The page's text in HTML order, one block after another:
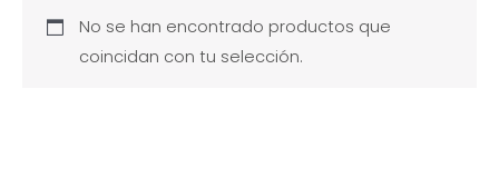
No se han encontrado productos que
coincidan con tu selección.